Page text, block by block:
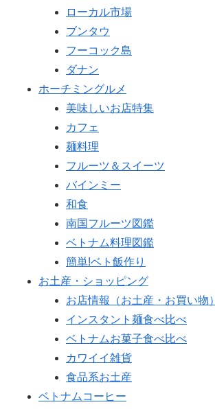
ローカル市場
ブンタウ
フーコック島
ダナン
ホーチミングルメ
美味しいお店特集
カフェ
麺料理
フルーツ＆スイーツ
バインミー
和食
南国フルーツ図鑑
ベトナム料理図鑑
簡単!ベト飯作り
お土産・ショッピング
お店情報（お土産・お買い物）
インスタント麺食べ比べ
ベトナムお菓子食べ比べ
カワイイ雑貨
食品系お土産
ベトナムコーヒー